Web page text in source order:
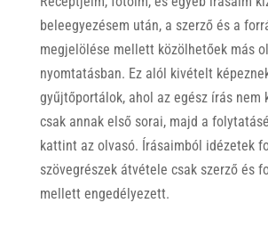
beleegyezésem után, a szerző és a
megjelölése mellett közölhetőek más
nyomtatásban. Ez alól kivételt
gyűjtőportálok, ahol az egész írás nem
csak annak első sorai, majd a
kattint az olvasó. Írásaimból idézetek
szövegrészek átvétele csak szerző és
mellett engedélyezett.